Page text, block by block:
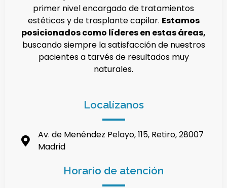
primer nivel encargado de tratamientos
estéticos y de trasplante capilar. Estamos
posicionados como líderes en estas áreas,
buscando siempre la satisfacción de nuestros
pacientes a tarvés de resultados muy
naturales.
Localízanos
Av. de Menéndez Pelayo, 115, Retiro, 28007
Madrid
Horario de atención